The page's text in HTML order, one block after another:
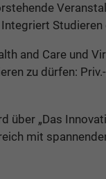
Studieren
and Care und
zu dürfen:
über „Das
mit